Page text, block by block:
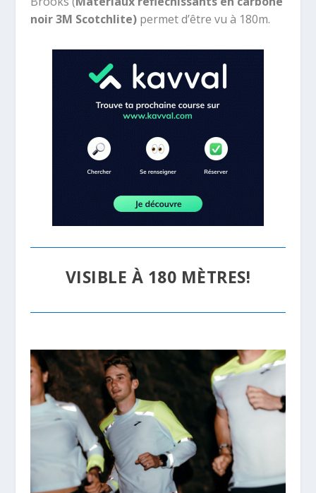
noir 3M Scotchlite) permet d’être vu à 180m.
VISIBLE À 180 MÈTRES!